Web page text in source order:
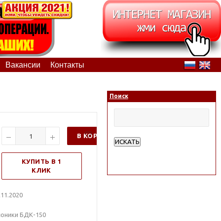
Вакансии Контакты
В КОРЗИНУ
КУПИТЬ В 1
КЛИК
БДК-150
Поиск
ИСКАТЬ